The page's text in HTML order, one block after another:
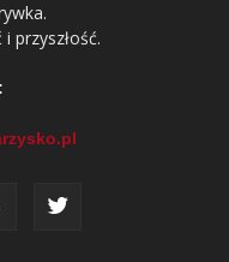
przyszłość.